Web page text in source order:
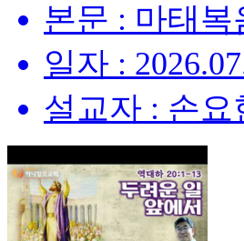
본문 : 마태복
일자 :
설교자 : 손요